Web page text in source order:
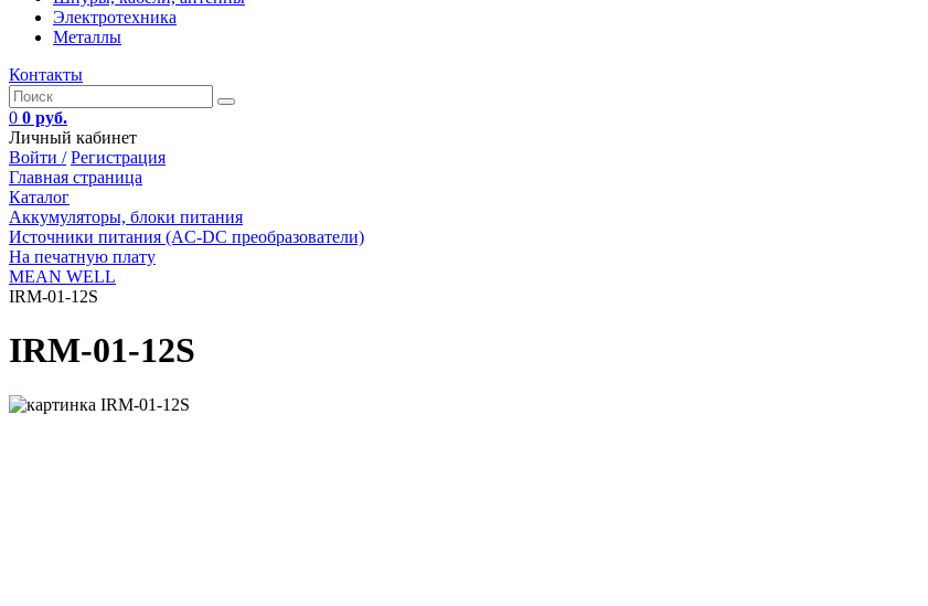
Электротехника
Металлы
Контакты
0 0 руб.
Личный кабинет
Войти / Регистрация
Главная страница
Каталог
Аккумуляторы, блоки питания
Источники питания (AC-DC преобразователи)
На печатную плату
MEAN WELL
IRM-01-12S
IRM-01-12S